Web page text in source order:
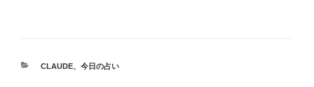
カ
CLAUDE、 今日の占い